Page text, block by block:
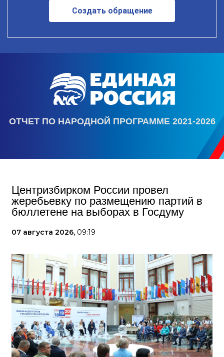
Создать обращение
ОТЧЕТ ПО НАРОДНОЙ ПРОГРАММЕ 2021-2026
Центризбирком России провел
жеребьевку по размещению партий в
бюллетене на выборах в Госдуму
07 августа 2026, 09:19